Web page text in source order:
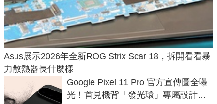
Asus展示2026年全新ROG Strix Scar 18，拆開看看暴
力散熱器長什麼樣
Google Pixel 11 Pro 官方宣傳圖全曝
光！首見機背「發光環」專屬設計、